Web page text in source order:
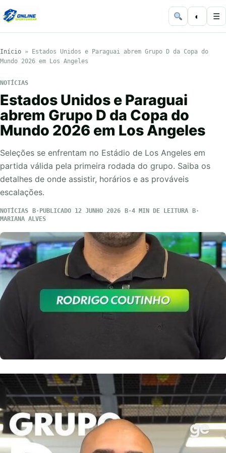
◐ ☰
Início »
Estados Unidos e Paraguai abrem Grupo D da Copa do
Mundo 2026 em Los Angeles
NOTÍCIAS
Estados Unidos e Paraguai
abrem Grupo D da Copa do
Mundo 2026 em Los Angeles
Seleções se enfrentam no Estádio de Los Angeles em
partida válida pela primeira rodada do grupo. Saiba os
detalhes de onde assistir, horários e as prováveis
escalações.
NOTÍCIAS PUBLICADO 12 JUNHO 2026
4 MIN DE LEITURA
MARIANA ALVES